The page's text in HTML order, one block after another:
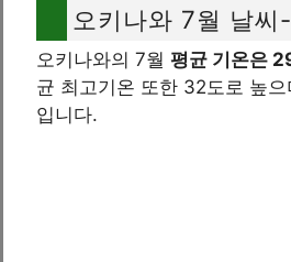
오키나와 7월 날씨
오키나와의 7월 평균 기온은
균 최고기온 또한 32도로 높
입니다.